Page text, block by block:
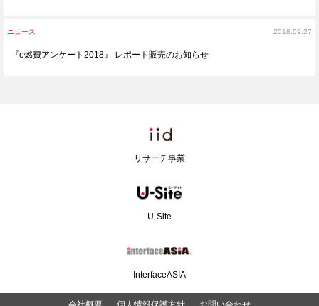
『e燃費アンケート2018』 レポート販売のお知らせ
ニュース 2018.09.27
リサーチ事業
U-Site
InterfaceASIA